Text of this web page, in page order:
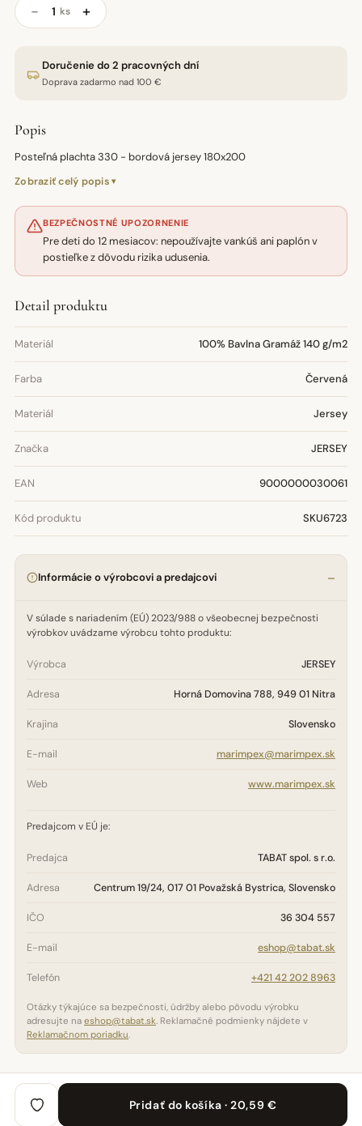
− ks +
Doručenie do 2 pracovných dní
Doprava zadarmo nad 100 €
Popis
Posteľná plachta 330 - bordová jersey 180x200
Zobraziť celý popis
BEZPEČNOSTNÉ UPOZORNENIE
Pre deti do 12 mesiacov: nepoužívajte vankúš ani paplón v
postieľke z dôvodu rizika udusenia.
Detail produktu
Materiál 100% Bavlna Gramáž 140 g/m2
Farba Červená
Materiál Jersey
Značka JERSEY
EAN 9000000030061
Kód produktu SKU6723
Informácie o výrobcovi a predajcovi
V súlade s nariadením (EÚ) 2023/988 o všeobecnej bezpečnosti
výrobkov uvádzame výrobcu tohto produktu:
Výrobca JERSEY
Adresa Horná Domovina 788, 949 01 Nitra
Krajina Slovensko
E-mail marimpex@marimpex.sk
Web www.marimpex.sk
Predajcom v EÚ je:
Predajca TABAT spol. s r.o.
Adresa Centrum 19/24, 017 01 Považská Bystrica, Slovensko
IČO 36 304 557
E-mail eshop@tabat.sk
Telefón +421 42 202 8963
Otázky týkajúce sa bezpečnosti, údržby alebo pôvodu výrobku
adresujte na eshop@tabat.sk. Reklamačné podmienky nájdete v
Reklamačnom poriadku.
Pridať do košíka · 20,59 €